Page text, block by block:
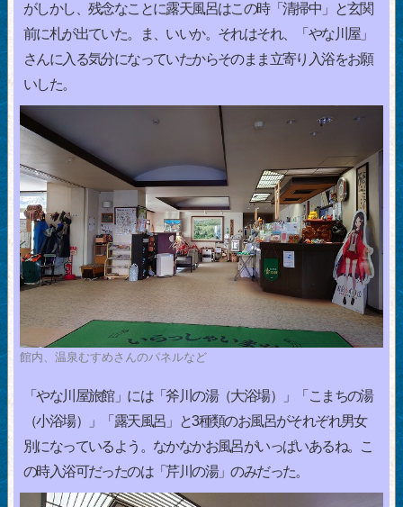
がしかし、残念なことに露天風呂はこの時「清掃中」と玄関
前に札が出ていた。ま、いいか。それはそれ、「やな川屋」
さんに入る気分になっていたからそのまま立寄り入浴をお願
いした。
館内、温泉むすめさんのパネルなど
「やな川屋旅館」には「斧川の湯（大浴場）」「こまちの湯
（小浴場）」「露天風呂」と3種類のお風呂がそれぞれ男女
別になっているよう。なかなかお風呂がいっぱいあるね。こ
の時入浴可だったのは「芹川の湯」のみだった。